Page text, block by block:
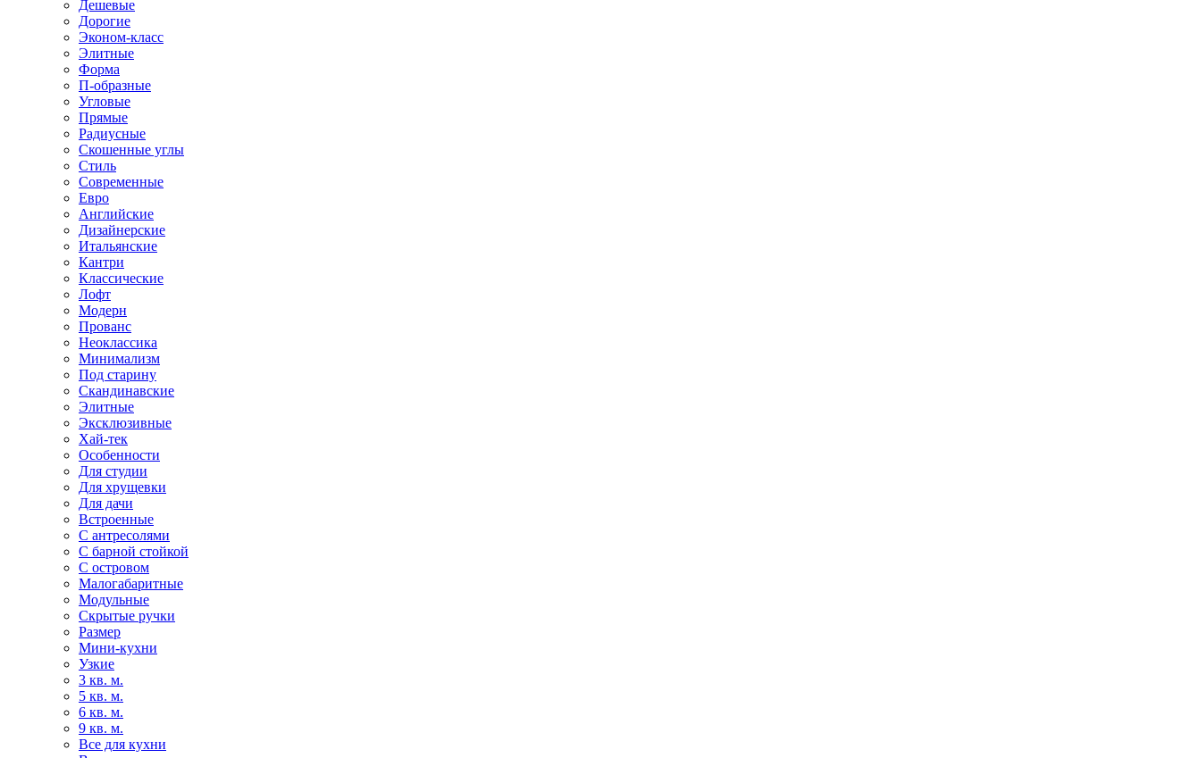
Дешевые
Дорогие
Эконом-класс
Элитные
Форма
П-образные
Угловые
Прямые
Радиусные
Скошенные углы
Стиль
Современные
Евро
Английские
Дизайнерские
Итальянские
Кантри
Классические
Лофт
Модерн
Прованс
Неоклассика
Минимализм
Под старину
Скандинавские
Элитные
Эксклюзивные
Хай-тек
Особенности
Для студии
Для хрущевки
Для дачи
Встроенные
С антресолями
С барной стойкой
С островом
Малогабаритные
Модульные
Скрытые ручки
Размер
Мини-кухни
Узкие
3 кв. м.
5 кв. м.
6 кв. м.
9 кв. м.
Все для кухни